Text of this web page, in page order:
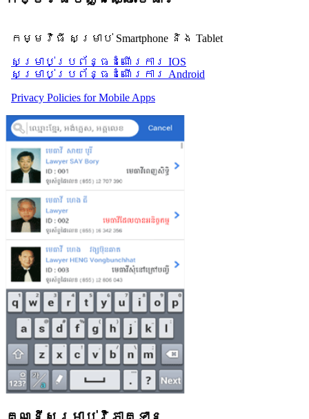
កម្មវិធី សម្រាប់ Smartphone និង Tablet
សម្រាប់​ប្រព័ន្ធដំណើរការ IOS
សម្រាប់​ប្រព័ន្ធដំណើរការ Android
Privacy Policies for Mobile Apps